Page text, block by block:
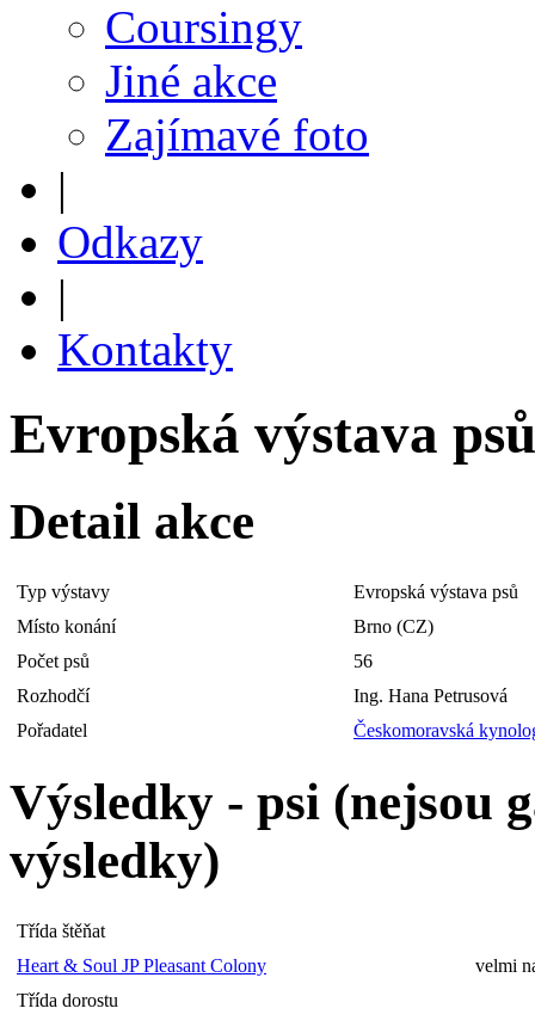
Coursingy
Jiné akce
Zajímavé foto
|
Odkazy
|
Kontakty
Evropská výstava
Detail akce
Typ výstavy
Evropská výstava psů
Místo konání
Brno (CZ)
Počet psů
56
Rozhodčí
Ing. Hana Petrusová
Pořadatel
Českomoravská
Výsledky - psi (nejsou
výsledky)
Třída štěňat
Heart & Soul JP Pleasant Colony
velmi
Třída dorostu